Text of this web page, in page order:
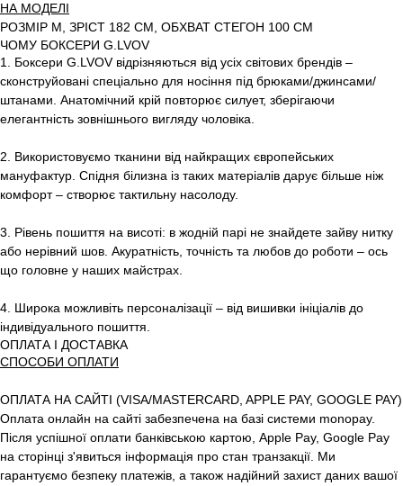
НА МОДЕЛІ
РОЗМІР M, ЗРІСТ 182 СМ, ОБХВАТ СТЕГОН 100 СМ
ЧОМУ БОКСЕРИ G.LVOV
1. Боксери G.LVOV відрізняються від усіх світових брендів –
сконструйовані спеціально для носіння під брюками/джинсами/
штанами. Анатомічний крій повторює силует, зберігаючи
елегантність зовнішнього вигляду чоловіка.
2. Використовуємо тканини від найкращих європейських
мануфактур. Спідня білизна із таких матеріалів дарує більше ніж
комфорт – створює тактильну насолоду.
3. Рівень пошиття на висоті: в жодній парі не знайдете зайву нитку
або нерівний шов. Акуратність, точність та любов до роботи – ось
що головне у наших майстрах.
4. Широка можливіть персоналізації – від вишивки ініціалів до
індивідуального пошиття.
ОПЛАТА І ДОСТАВКА
СПОСОБИ ОПЛАТИ
ОПЛАТА НА САЙТІ (VISA/MASTERCARD, APPLE PAY, GOOGLE PAY)
Оплата онлайн на сайті забезпечена на базі системи monopay.
Після успішної оплати банківською картою, Apple Pay, Google Pay
на сторінці з'явиться інформація про стан транзакції. Ми
гарантуємо безпеку платежів, а також надійний захист даних вашої